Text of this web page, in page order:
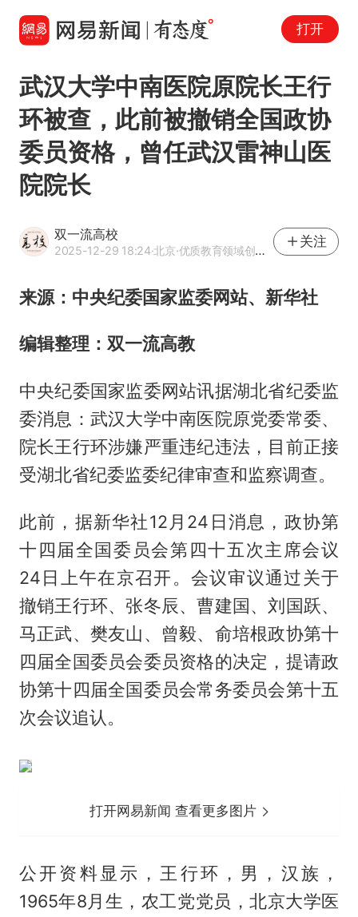
打开
武汉大学中南医院原院长王行
环被查，此前被撤销全国政协
委员资格，曾任武汉雷神山医
院院长
双一流高校
2025-12-29 18:24·北京·优质教育领域创作者
关注
来源：中央纪委国家监委网站、新华社
编辑整理：双一流高教
中央纪委国家监委网站讯据湖北省纪委监
委消息：武汉大学中南医院原党委常委、
院长王行环涉嫌严重违纪违法，目前正接
受湖北省纪委监委纪律审查和监察调查。
此前，据新华社12月24日消息，政协第
十四届全国委员会第四十五次主席会议
24日上午在京召开。会议审议通过关于
撤销王行环、张冬辰、曹建国、刘国跃、
马正武、樊友山、曾毅、俞培根政协第十
四届全国委员会委员资格的决定，提请政
协第十四届全国委员会常务委员会第十五
次会议追认。
打开网易新闻 查看更多图片
公开资料显示，王行环，男，汉族，
1965年8月生，农工党党员，北京大学医